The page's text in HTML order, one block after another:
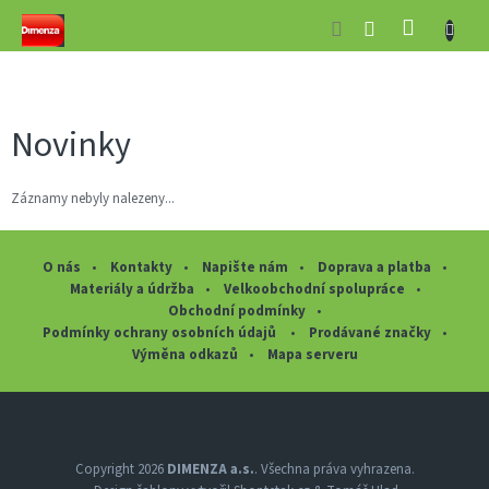
Přejít
obsah
KOŠÍK
Novinky
Záznamy nebyly nalezeny...
O nás Kontakty Napište nám
Doprava a platba
Materiály a údržba
Velkoobchodní spolupráce
Obchodní podmínky
Podmínky ochrany osobních údajů
Prodávané značky
Výměna odkazů
Mapa serveru
Copyright 2026 DIMENZA a.s.. Všechna práva vyhrazena.